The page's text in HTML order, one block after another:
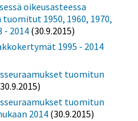
oikeusasteessa
1950, 1960, 1970,
- 2014 (30.9.2015)
1995 - 2014
tuomitun
tuomitun
2014 (30.9.2015)